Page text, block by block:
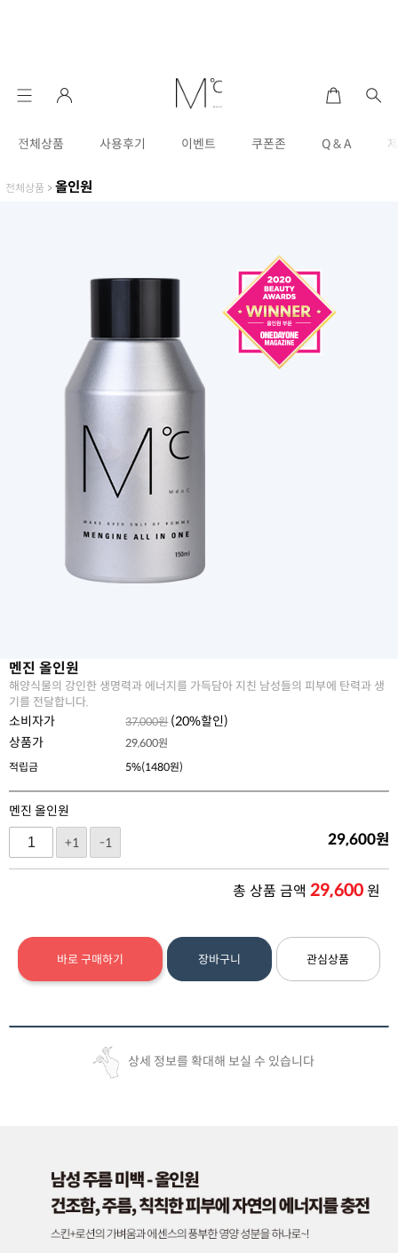
전체상품 사용후기 이벤트 쿠폰존 Q & A
전체상품 > 올인원
멘진 올인원
해양식물의 강인한 생명력과 에너지를 가득담아 지친 남성들의 피부에 탄력과 생
기를 전달합니다.
소비자가 37,000원 (20%할인)
상품가
29,600원
적립금
5%(1480원)
멘진 올인원
+1
-1 29,600원
총 상품 금액 29,600원
바로 구매하기 장바구니 관심상품
상세 정보를 확대해 보실 수 있습니다